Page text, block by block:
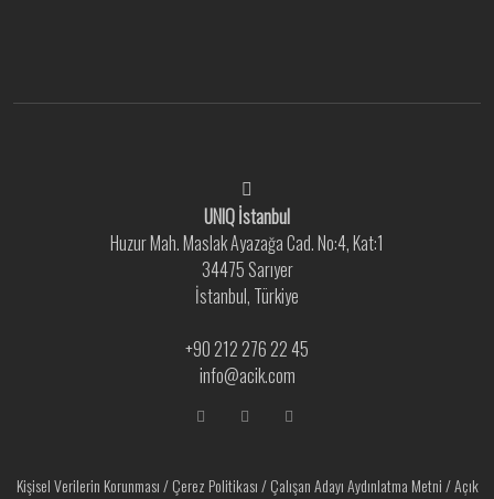
UNIQ İstanbul
Huzur Mah. Maslak Ayazağa Cad. No:4, Kat:1
34475 Sarıyer
İstanbul, Türkiye
+90 212 276 22 45
info@acik.com
Kişisel Verilerin Korunması/Çerez Politikası/Çalışan Adayı Aydınlatma Metni/Açık